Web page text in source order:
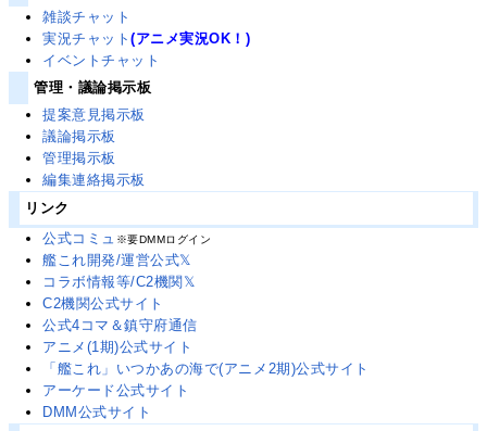
雑談チャット
実況チャット(アニメ実況OK！)
イベントチャット
管理・議論掲示板
提案意見掲示板
議論掲示板
管理掲示板
編集連絡掲示板
リンク
公式コミュ ※要DMMログイン
艦これ開発/運営公式𝕏
コラボ情報等/C2機関𝕏
C2機関公式サイト
公式4コマ＆鎮守府通信
アニメ(1期)公式サイト
「艦これ」いつかあの海で(アニメ2期)公式サイト
アーケード公式サイト
DMM公式サイト